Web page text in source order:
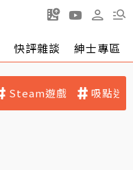
快評雜談 紳士專區
Steam遊戲 吸點迷